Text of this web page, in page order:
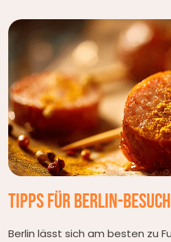
Tipps fürBerlin-
Berlin lässt sich am besten zu